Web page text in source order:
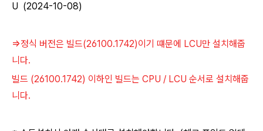
U (2024-10-08)
=>정식 버전은 빌드(26100.1742)이기 떄문에 LCU만 설치해줍
니다.
빌드 (26100.1742) 이하인 빌드는 CPU / LCU 순서로 설치해줍
니다.